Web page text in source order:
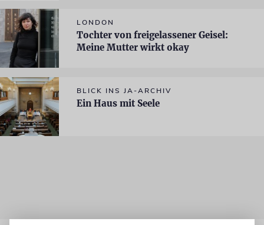
LONDON
Tochter von freigelassener Geisel:
Meine Mutter wirkt okay
BLICK INS JA-ARCHIV
Ein Haus mit Seele